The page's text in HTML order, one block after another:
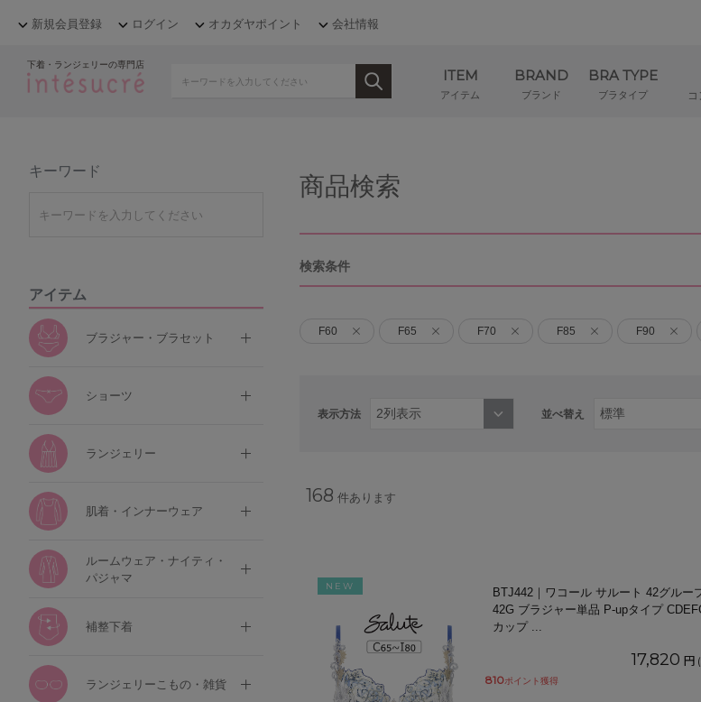
新規会員登録 ログイン オカダヤポイント 会社情報
下着・ランジェリーの専門店
ITEM
アイテム
BRAND
ブランド
BRA TYPE
ブラタイプ
キーワード
アイテム
ブラジャー・ブラセット
ショーツ
ランジェリー
肌着・インナーウェア
ルームウェア・ナイティ・
パジャマ
補整下着
ランジェリーこもの・雑貨
商品検索
検索条件
F60 F65 F70 F85 F90
表示方法 並べ替え
168 件あります
NEW
BTJ442｜ワコール サルート 42グルー
42G ブラジャー単品 P-upタイプ
カップ ...
17,820 円
810ポイント獲得